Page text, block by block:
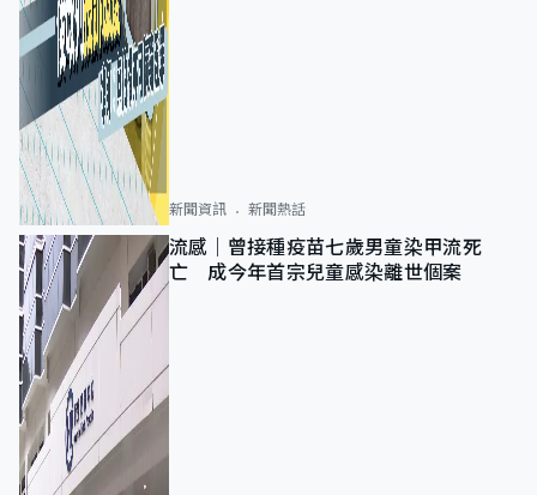
新聞資訊 新聞熱話
流感｜曾接種疫苗七歲男童染甲流死
亡 成今年首宗兒童感染離世個案